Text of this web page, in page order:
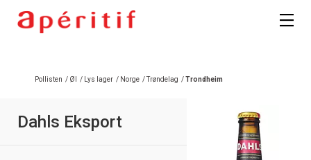
Pollisten / Øl / Lys lager / Norge /Trøndelag /Trondheim
Dahls Eksport